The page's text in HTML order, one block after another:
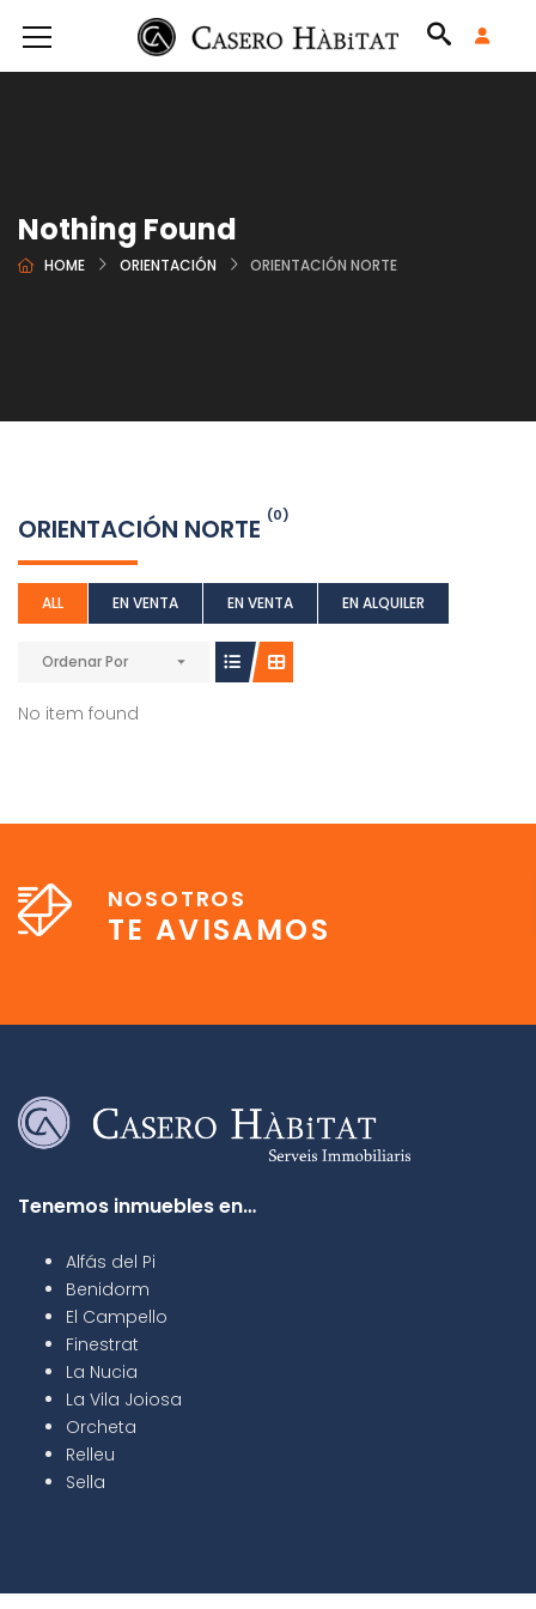
Nothing Found
HOME ORIENTACIÓN ORIENTACIÓN NORTE
ORIENTACIÓN NORTE (0)
ALL EN VENTA EN VENTA EN ALQUILER
Ordenar Por
No item found
NOSOTROS
TE AVISAMOS
Tenemos inmuebles en…
Alfás del Pi
Benidorm
El Campello
Finestrat
La Nucia
La Vila Joiosa
Orcheta
Relleu
Sella